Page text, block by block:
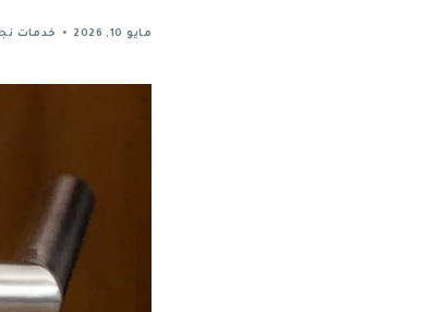
مايو 10, 2026 خدمات